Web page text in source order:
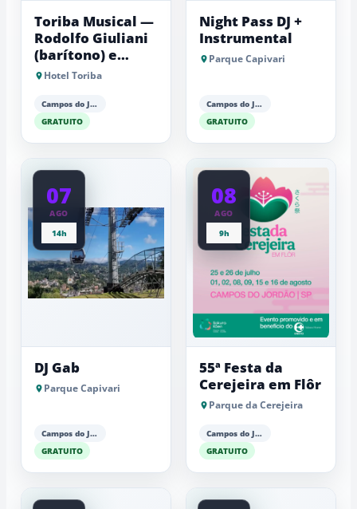
Toriba Musical —
Rodolfo Giuliani
(barítono) e
Antonio Luiz
Hotel Toriba
Campos do Jordão
GRATUITO
Night Pass DJ +
Instrumental
Parque Capivari
Campos do Jordão
GRATUITO
07
AGO
14h
DJ Gab
Parque Capivari
Campos do Jordão
GRATUITO
08
AGO
9h
55ª Festa da
Cerejeira em Flôr
Parque da Cerejeira
Campos do Jordão
GRATUITO